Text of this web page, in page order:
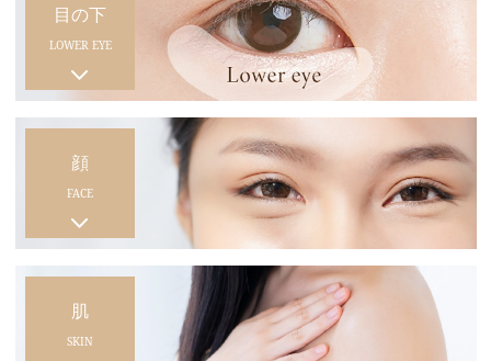
目の下
LOWER EYE
顔
FACE
肌
SKIN